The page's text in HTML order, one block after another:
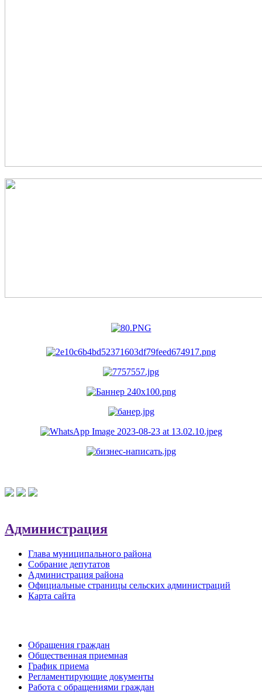
Администрация
Глава муниципального района
Собрание депутатов
Администрация района
Официальные страницы сельских администраций
Карта сайта
Обращения граждан
Общественная приемная
График приема
Регламентирующие документы
Работа с обращениями граждан